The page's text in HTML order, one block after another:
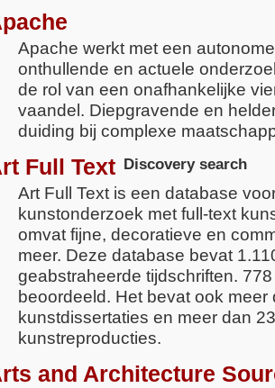
Apache werkt met een
onthullende en actuele
de rol van een onafhankelijke
vaandel. Diepgravende en
duiding bij complexe
Full Text Discovery search
Art Full Text is een database
kunstonderzoek met full-text
omvat fijne, decoratieve en
meer. Deze database bevat
geabstraheerde tijdschriften.
beoordeeld. Het bevat ook
kunstdissertaties en meer dan
kunstreproducties.
and Architecture